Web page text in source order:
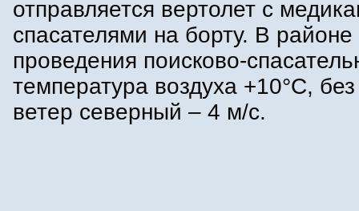
отправляется вертолет с
спасателями на борту. В районе
проведения поисково-
температура воздуха +10°С,
ветер северный – 4 м/с.